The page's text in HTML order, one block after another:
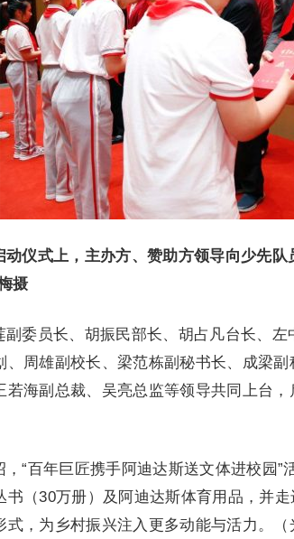
动仪式上，主办方、赞助方领导向少先
摄
副委员长、胡振民部长、胡占凡台长、
、周雄副校长、梁范栋副秘书长、成梁
若海副总裁、吴亮总监等领导共同上台
，“百年巨匠携手阿迪达斯送文体进校园
书（30万册）及阿迪达斯体育用品，并
式，为乡村振兴注入更多动能与活力。（